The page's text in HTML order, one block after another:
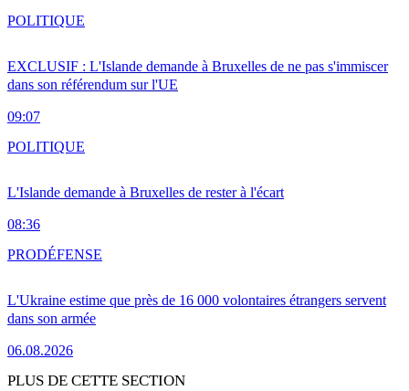
EXCLUSIF : L'Islande demande à Bruxelles de ne pas s'immiscer
dans son référendum sur l'UE
09:07
POLITIQUE
L'Islande demande à Bruxelles de rester à l'écart
08:36
POLITIQUE
L'Ukraine estime que près de 16 000 volontaires étrangers servent
dans son armée
06.08.2026
PRODÉFENSE
PLUS DE CETTE SECTION